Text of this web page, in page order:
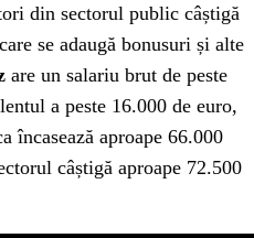
din sectorul public câștigă
se adaugă bonusuri și alte
are un salariu brut de peste
a peste 16.000 de euro,
încasează aproape 66.000
câștigă aproape 72.500